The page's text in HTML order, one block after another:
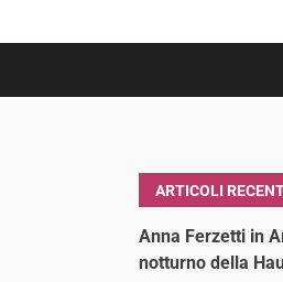
ARTICOLI
Anna Ferzetti in
notturno della